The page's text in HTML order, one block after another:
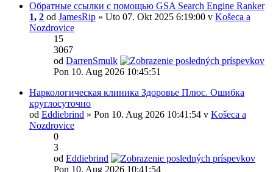
Обратные ссылки с помощью GSA Search Engine Ranker
1, 2 od JamesRip » Uto 07. Okt 2025 6:19:00 v Košeca a
Nozdrovice
15
3067
od DarrenSmulk
Pon 10. Aug 2026 10:45:51
Наркологическая клиника Здоровье Плюс. Ошибка
круглосуточно
od Eddiebrind » Pon 10. Aug 2026 10:41:54 v Košeca a
Nozdrovice
0
3
od Eddiebrind
Pon 10. Aug 2026 10:41:54